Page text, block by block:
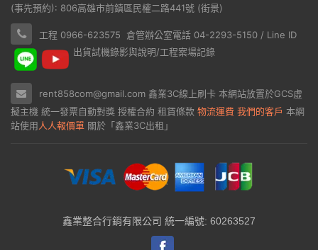
(事先預約): 806高雄市前鎮區民權二路441號 (街景)
工程 0966-623575 倉管辦公室電話 04-2293-5150 / Line ID
出貨試機錄影與說明/工程案場記錄
rent858com@gmail.com 鑫業3C線上刷卡 本網站放置於GCS虛
擬主機 統一發票自動對獎 授權合約 租賃條款 物流運費 我們的客戶 本網
站使用人人報價單 關於「鑫業3C出租」
鑫業整合行銷有限公司 統一編號: 60263527